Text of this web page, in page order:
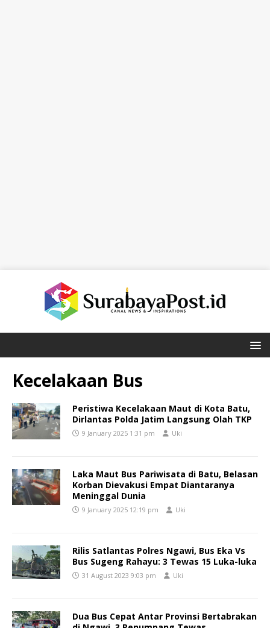
Kecelakaan Bus
Peristiwa Kecelakaan Maut di Kota Batu,
Dirlantas Polda Jatim Langsung Olah TKP
9 January 2025 1:31 pm Uki
Laka Maut Bus Pariwisata di Batu, Belasan
Korban Dievakusi Empat Diantaranya
Meninggal Dunia
9 January 2025 12:19 pm Uki
Rilis Satlantas Polres Ngawi, Bus Eka Vs
Bus Sugeng Rahayu: 3 Tewas 15 Luka-luka
31 August 2023 9:03 pm Uki
Dua Bus Cepat Antar Provinsi Bertabrakan